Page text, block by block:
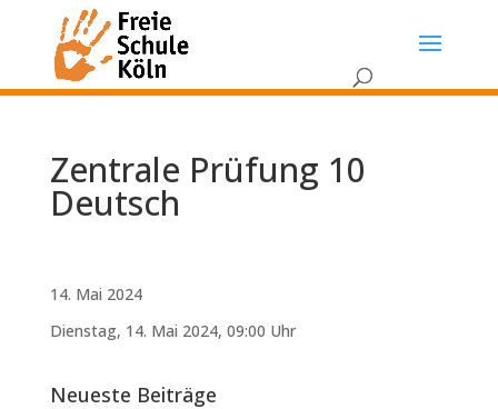
Zentrale Prüfung 10
Deutsch
14. Mai 2024
Dienstag, 14. Mai 2024, 09:00 Uhr
Neueste Beiträge